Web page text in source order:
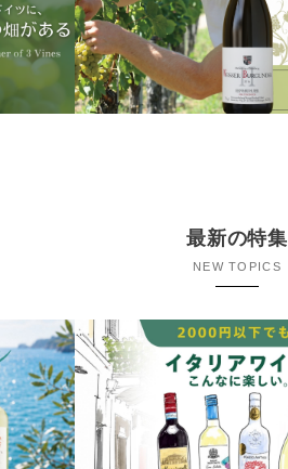
最新の特集
NEW TOPICS